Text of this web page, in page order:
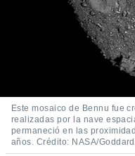
publicidad
publicidad
Este mosaico de Bennu fue
realizadas por la nave
permaneció en las
años. Crédito: NASA/